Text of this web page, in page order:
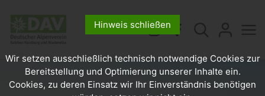
Hinweis schließen
Wir setzen ausschließlich technisch notwendige Cookies zur
Bereitstellung und Optimierung unserer Inhalte ein.
Cookies, zu deren Einsatz wir Ihr Einverständnis benötigen